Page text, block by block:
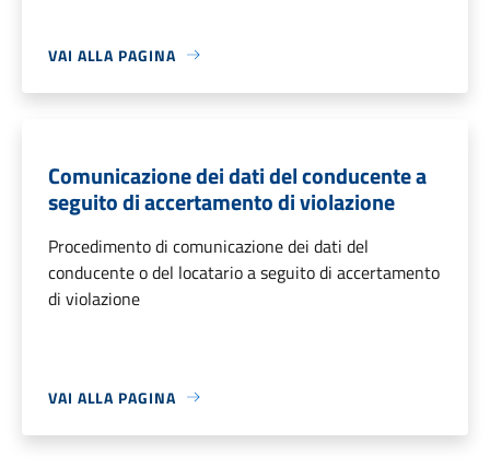
VAI ALLA PAGINA
Comunicazione dei dati del conducente a
seguito di accertamento di violazione
Procedimento di comunicazione dei dati del
conducente o del locatario a seguito di accertamento
di violazione
VAI ALLA PAGINA